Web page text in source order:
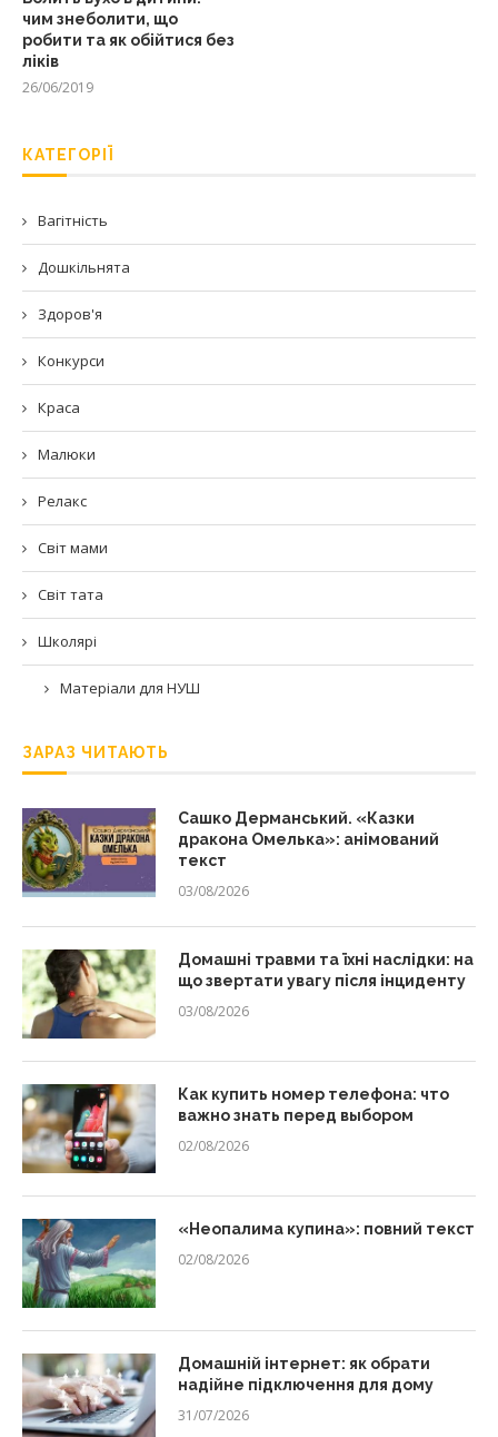
чим знеболити, що
робити та як обійтися без
ліків
26/06/2019
КАТЕГОРІЇ
Вагітність
Дошкільнята
Здоров'я
Конкурси
Краса
Малюки
Релакс
Світ мами
Світ тата
Школярі
Матеріали для НУШ
ЗАРАЗ ЧИТАЮТЬ
Сашко Дерманський. «Казки
дракона Омелька»: анімований
текст
03/08/2026
Домашні травми та їхні наслідки: на
що звертати увагу після інциденту
03/08/2026
Как купить номер телефона: что
важно знать перед выбором
02/08/2026
«Неопалима купина»: повний текст
02/08/2026
Домашній інтернет: як обрати
надійне підключення для дому
31/07/2026